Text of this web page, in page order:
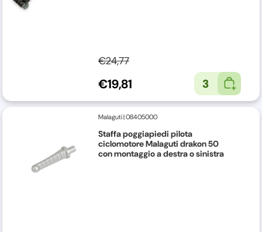
€24,77
€19,81 3
Malaguti|08405000
Staffa poggiapiedi pilota
ciclomotore Malaguti drakon 50
con montaggio a destra o sinistra